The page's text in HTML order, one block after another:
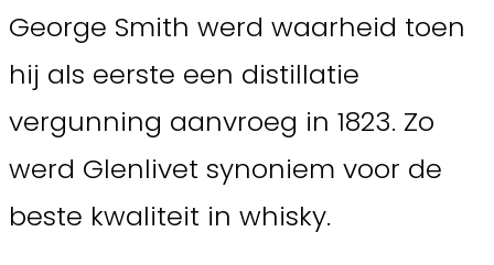
George Smith werd waarheid toen
hij als eerste een distillatie
vergunning aanvroeg in 1823. Zo
werd Glenlivet synoniem voor de
beste kwaliteit in whisky.